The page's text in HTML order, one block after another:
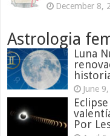
December 8,
Astrologia
Luna
June
Por